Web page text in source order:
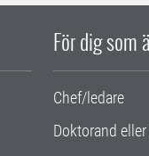
För dig som
Chef/ledare
Doktorand